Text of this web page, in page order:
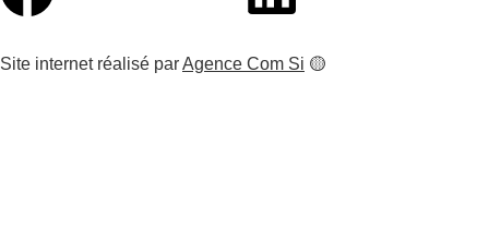
Site internet réalisé parAgence Com Si 🟡